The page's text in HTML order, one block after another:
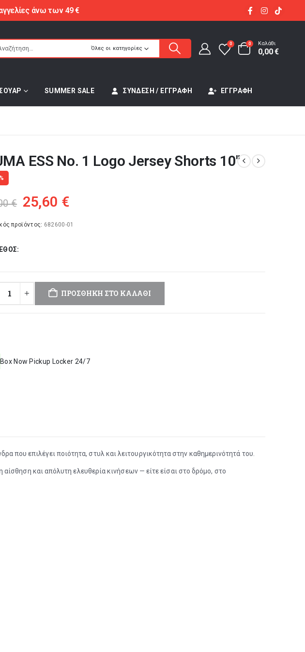
άνω των 49 €
Όλες οι κατηγορίες
0 0 Καλάθι
0,00€
SUMMER SALE ΣΎΝΔΕΣΗ / ΕΓΓΡΑΦΉ ΕΓΓΡΑΦΉ
ESS No. 1 Logo Jersey Shorts 10″
€ Original
price
was:
25,60 €Η
τιμή
προϊόντος: 682600-01
ΠΡΟΣΘΉΚΗ ΣΤΟ ΚΑΛΆΘΙ
Box Now Pickup Locker 24/7
που επιλέγει ποιότητα, στυλ και λειτουργικότητα στην καθημερινότητά του.
και απόλυτη ελευθερία κινήσεων — είτε είσαι στο δρόμο, στο